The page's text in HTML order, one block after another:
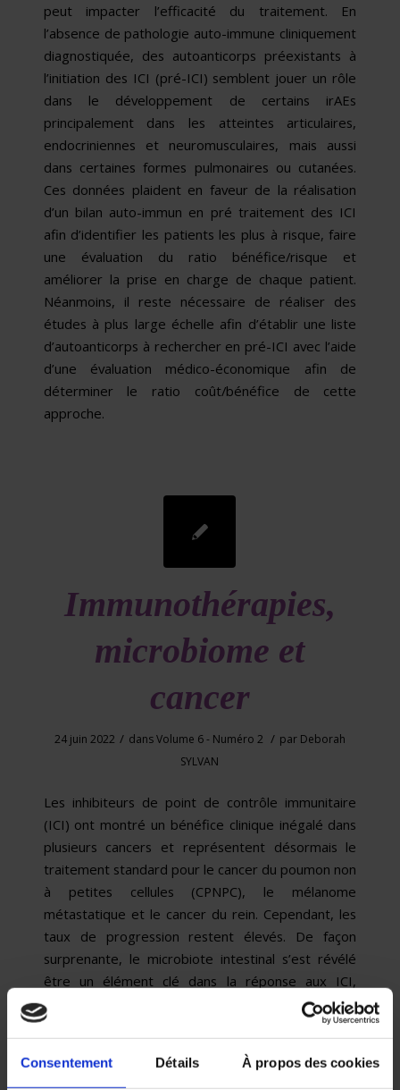
Consentement Détails À propos des cookies
peut impacter l’efficacité du traitement. En
l’absence de pathologie auto-immune cliniquement
diagnostiquée, des autoanticorps préexistants à
l’initiation des ICI (pré-ICI) semblent jouer un rôle
dans le développement de certains irAEs
principalement dans les atteintes articulaires,
endocriniennes et neuromusculaires, mais aussi
dans certaines formes pulmonaires ou cutanées.
Ces données plaident en faveur de la réalisation
d’un bilan auto-immun en pré traitement des ICI
afin d’identifier les patients les plus à risque, faire
une évaluation du ratio bénéfice/risque et
améliorer la prise en charge de chaque patient.
Néanmoins, il reste nécessaire de réaliser des
études à plus large échelle afin d’établir une liste
d’autoanticorps à rechercher en pré-ICI avec l’aide
d’une évaluation médico-économique afin de
déterminer le ratio coût/bénéfice de cette
approche.
Immunothérapies,
microbiome et
cancer
24 juin 2022 / dansVolume 6 - Numéro 2 / par Deborah
SYLVAN
Les inhibiteurs de point de contrôle immunitaire
(ICI) ont montré un bénéfice clinique inégalé dans
plusieurs cancers et représentent désormais le
traitement standard pour le cancer du poumon non
à petites cellules (CPNPC), le mélanome
métastatique et le cancer du rein. Cependant, les
taux de progression restent élevés. De façon
surprenante, le microbiote intestinal s’est révélé
être un élément clé dans la réponse aux ICI,
devenant une nouvelle cible pronostique et
thérapeutique en immuno-oncologie. Plusieurs
d’augmenter l’efficacité des ICI sont en cours